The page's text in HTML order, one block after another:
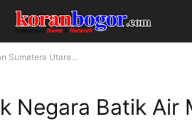
Sumatera Utara...
Negara Batik